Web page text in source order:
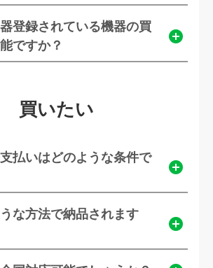
登録されている機器の買
ですか？
買いたい
払いはどのような条件で
な方法で納品されます